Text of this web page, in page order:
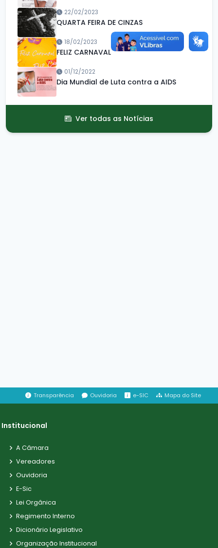
22/02/2023
QUARTA FEIRA DE CINZAS
18/02/2023
FELIZ CARNAVAL
01/12/2022
Dia Mundial de Luta contra a AIDS
Ver todas as Notícias
Transparência Ouvidoria e-SIC Mapa do Site
Institucional
A Câmara
Vereadores
Ouvidoria
E-Sic
Lei Orgânica
Regimento Interno
Dicionário Legislativo
Organização Institucional